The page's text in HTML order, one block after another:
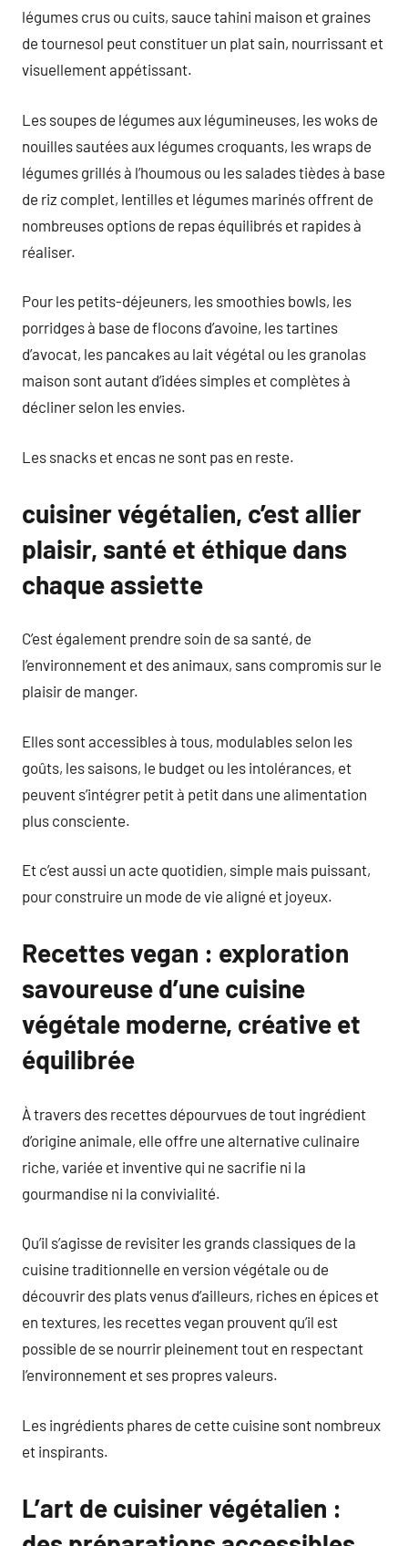
légumes crus ou cuits, sauce tahini maison et graines
de tournesol peut constituer un plat sain, nourrissant et
visuellement appétissant.
Les soupes de légumes aux légumineuses, les woks de
nouilles sautées aux légumes croquants, les wraps de
légumes grillés à l’houmous ou les salades tièdes à base
de riz complet, lentilles et légumes marinés offrent de
nombreuses options de repas équilibrés et rapides à
réaliser.
Pour les petits-déjeuners, les smoothies bowls, les
porridges à base de flocons d’avoine, les tartines
d’avocat, les pancakes au lait végétal ou les granolas
maison sont autant d’idées simples et complètes à
décliner selon les envies.
Les snacks et encas ne sont pas en reste.
cuisiner végétalien, c’est allier
plaisir, santé et éthique dans
chaque assiette
C’est également prendre soin de sa santé, de
l’environnement et des animaux, sans compromis sur le
plaisir de manger.
Elles sont accessibles à tous, modulables selon les
goûts, les saisons, le budget ou les intolérances, et
peuvent s’intégrer petit à petit dans une alimentation
plus consciente.
Et c’est aussi un acte quotidien, simple mais puissant,
pour construire un mode de vie aligné et joyeux.
Recettes vegan : exploration
savoureuse d’une cuisine
végétale moderne, créative et
équilibrée
À travers des recettes dépourvues de tout ingrédient
d’origine animale, elle offre une alternative culinaire
riche, variée et inventive qui ne sacrifie ni la
gourmandise ni la convivialité.
Qu’il s’agisse de revisiter les grands classiques de la
cuisine traditionnelle en version végétale ou de
découvrir des plats venus d’ailleurs, riches en épices et
en textures, les recettes vegan prouvent qu’il est
possible de se nourrir pleinement tout en respectant
l’environnement et ses propres valeurs.
Les ingrédients phares de cette cuisine sont nombreux
et inspirants.
L’art de cuisiner végétalien :